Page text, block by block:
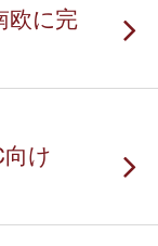
欧に完
け